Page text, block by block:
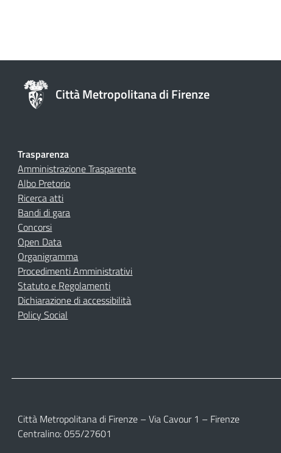
Città Metropolitana di Firenze
Trasparenza
Amministrazione Trasparente
Albo Pretorio
Ricerca atti
Bandi di gara
Concorsi
Open Data
Organigramma
Procedimenti Amministrativi
Statuto e Regolamenti
Dichiarazione di accessibilità
Policy Social
Città Metropolitana di Firenze – Via Cavour 1 – Firenze
Centralino: 055/27601